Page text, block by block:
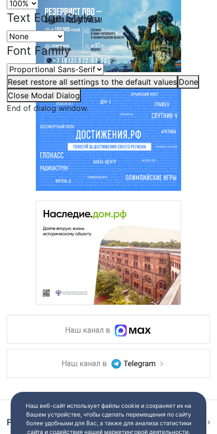
Text Edge Style
Font Family
Reset restore all settings to the default values Done
Close Modal Dialog
End of dialog window.
Наш канал в
Наш канал в
Репортаж
Наш веб-сайт использует файлы cookie и сохраняет их на
Вашем устройстве, чтобы сделать перемещения по сайту
более удобными для Вас, а также для анализа статистики
сайта и содействия нашей маркетинговой деятельности.